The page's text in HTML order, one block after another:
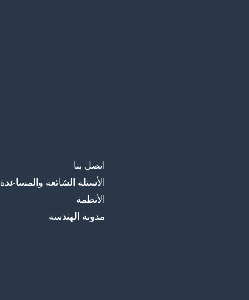
اتصل بنا
الأسئلة الشائعة والمساعدة
الأنظمة
مدونة الهندسة